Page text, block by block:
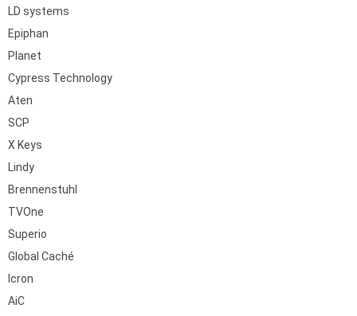
LD systems
Epiphan
Planet
Cypress Technology
Aten
SCP
X Keys
Lindy
Brennenstuhl
TVOne
Superio
Global Caché
Icron
AiC